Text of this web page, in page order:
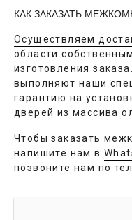
КАК ЗАКАЗАТЬ
Осуществляем
области
изготовления
выполняют наши
гарантию на
дверей из массива
Чтобы заказать
напишите нам в
позвоните нам по